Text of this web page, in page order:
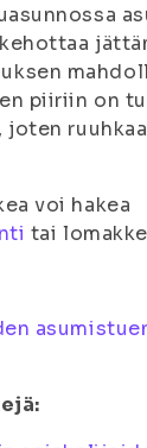
piiriin on
voi hakea
tai